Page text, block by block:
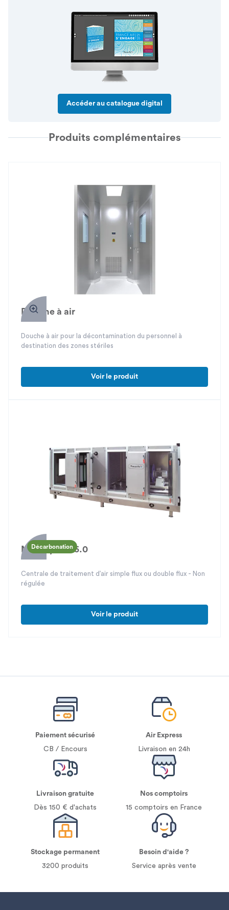
Accéder au catalogue digital
Produits complémentaires
Douche à air
Douche à air pour la décontamination du personnel à
destination des zones stériles
Voir le produit
Décarbonation
Modulys TA 5.0
Centrale de traitement d’air simple flux ou double flux - Non
régulée
Voir le produit
Paiement sécurisé
CB / Encours
Air Express
Livraison en 24h
Livraison gratuite
Dès 150 € d'achats
Nos comptoirs
15 comptoirs en France
Stockage permanent
3200 produits
Besoin d'aide ?
Service après vente